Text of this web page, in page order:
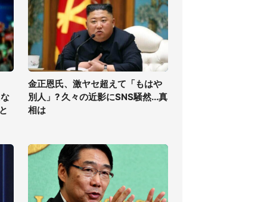
金正恩氏、激ヤセ超えて「もはや
別人」? 久々の近影にSNS騒然...真
相は